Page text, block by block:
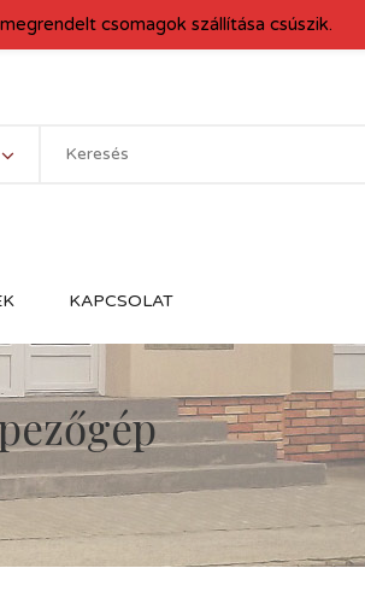
KAPCSOLAT
csomagok szállítása csúszik.